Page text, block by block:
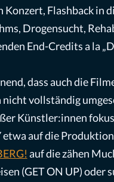
Konzert, Flashback in
Drogensucht,
End-Credits a la
dass auch die
vollständig
Künstler:innen
etwa auf die
auf die zähen
(GET ON UP) oder